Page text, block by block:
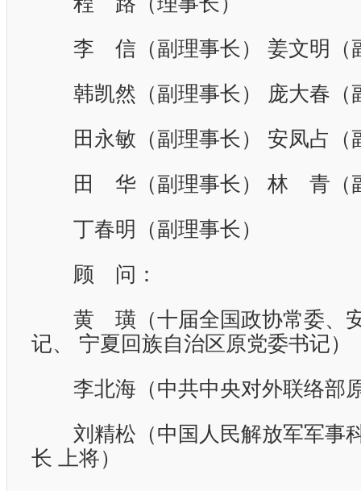
李 信（副理事长）
姜文明（
韩凯然（副理事长）
庞大春（
田永敏（副理事长）
安凤占（
田 华（副理事长）
林 青（
丁春明（副理事长）
顾 问：
黄 璜（十届全国政协常委、
记、
宁夏回族自治区原党委书记）
李北海（中共中央对外联络部
刘精松（中国人民解放军军事
长 上将）